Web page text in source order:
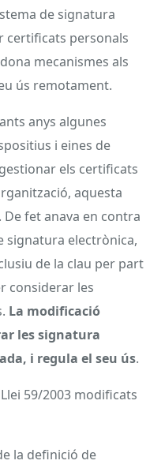
de signatura
certificats personals
mecanismes als
ús remotament.
anys algunes
i eines de
els certificats
aquesta
fet anava en contra
signatura electrònica,
de la clau per part
considerar les
La modificació
les signatura
i regula el seu ús.
59/2003 modificats
la definició de